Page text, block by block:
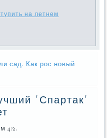
на летнем
сад. Как рос новый
'Спартак'
4:2.